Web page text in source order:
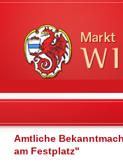
Amtliche
am Festplatz"